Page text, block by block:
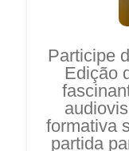
Participe
Edição
formativa
partida